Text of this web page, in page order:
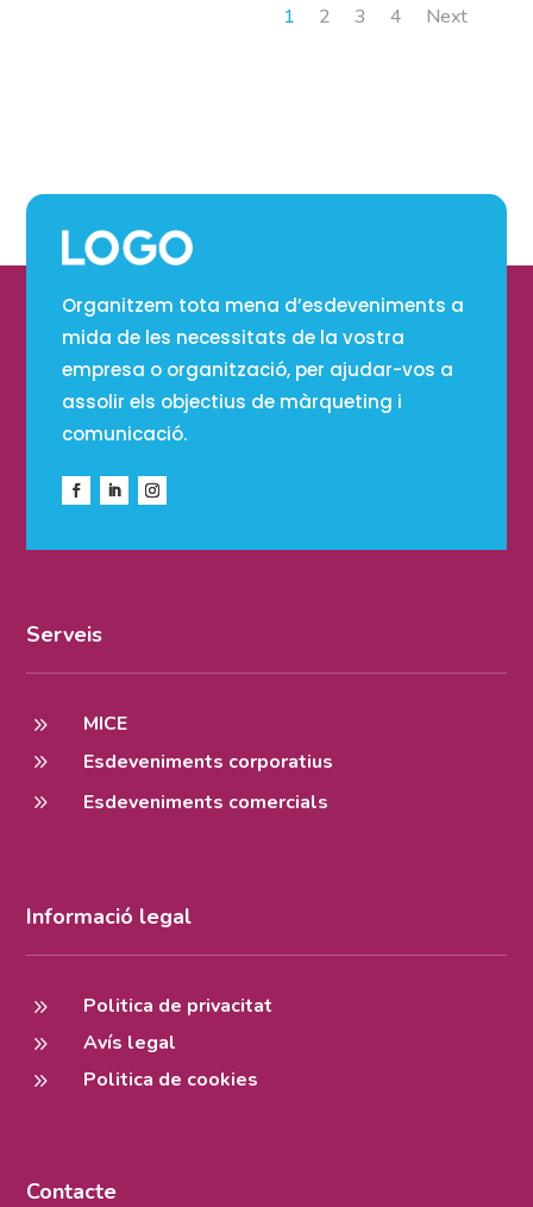
1 2 3 4 Next
Organitzem tota mena d’esdeveniments a
mida de les necessitats de la vostra
empresa o organització, per ajudar-vos a
assolir els objectius de màrqueting i
comunicació.
Serveis
9
MICE
9
Esdeveniments corporatius
9
Esdeveniments comercials
Informació legal
9
Politica de privacitat
9
Avís legal
9
Politica de cookies
Contacte